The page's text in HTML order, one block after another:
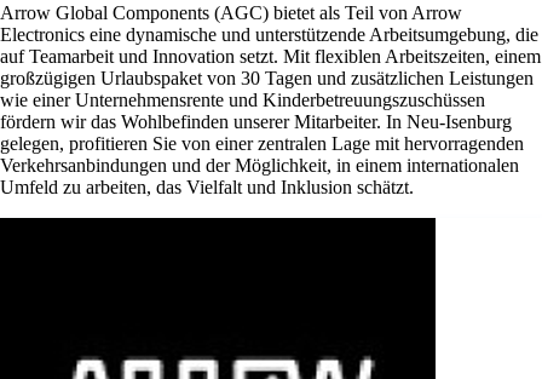
Arrow Global Components (AGC) bietet als Teil von Arrow
Electronics eine dynamische und unterstützende Arbeitsumgebung, die
auf Teamarbeit und Innovation setzt. Mit flexiblen Arbeitszeiten, einem
großzügigen Urlaubspaket von 30 Tagen und zusätzlichen Leistungen
wie einer Unternehmensrente und Kinderbetreuungszuschüssen
fördern wir das Wohlbefinden unserer Mitarbeiter. In Neu-Isenburg
gelegen, profitieren Sie von einer zentralen Lage mit hervorragenden
Verkehrsanbindungen und der Möglichkeit, in einem internationalen
Umfeld zu arbeiten, das Vielfalt und Inklusion schätzt.